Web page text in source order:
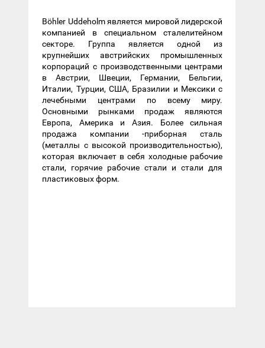
Böhler Uddeholm является мировой лидерской
компанией в специальном сталелитейном
секторе. Группа является одной из
крупнейших австрийских промышленных
корпораций с производственными центрами
в Австрии, Швеции, Германии, Бельгии,
Италии, Турции, США, Бразилии и Мексики с
лечебными центрами по всему миру.
Основными рынками продаж являются
Европа, Америка и Азия. Более сильная
продажа компании -приборная сталь
(металлы с высокой производительностью),
которая включает в себя холодные рабочие
стали, горячие рабочие стали и стали для
пластиковых форм.